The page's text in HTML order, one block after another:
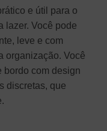
e útil para o
lazer. Você pode
leve e com
organização. Você
bordo com design
discretas, que